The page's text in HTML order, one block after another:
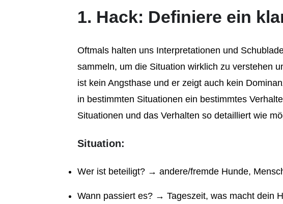
1. Hack: Definiere ein
Oftmals halten uns Interpretationen und
sammeln, um die Situation wirklich zu verstehen
ist kein Angsthase und er zeigt auch kein
in bestimmten Situationen ein bestimmtes
Situationen und das Verhalten so detailliert wie
Situation:
Wer ist beteiligt? → andere/fremde Hunde,
Wann passiert es? → Tageszeit, was macht dein